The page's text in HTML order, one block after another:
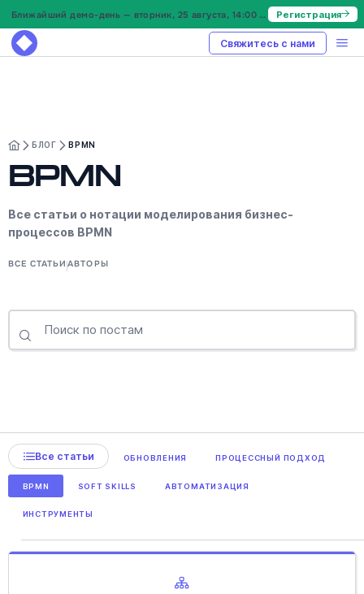
Ближайший демо-день — вторник, 25 августа, 14:00 МСК Регистрация
Свяжитесь с нами
БЛОГ BPMN
BPMN
Все статьи о нотации моделирования бизнес-
процессов BPMN
ВСЕ СТАТЬИАВТОРЫ
Все статьи ОБНОВЛЕНИЯ ПРОЦЕССНЫЙ ПОДХОД
BPMN SOFT SKILLS АВТОМАТИЗАЦИЯ
ИНСТРУМЕНТЫ